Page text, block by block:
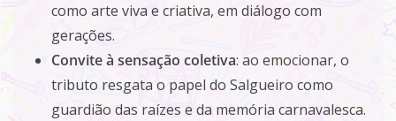
como arte viva e criativa, em diálogo com
gerações.
Convite à sensação coletiva: ao emocionar, o
tributo resgata o papel do Salgueiro como
guardião das raízes e da memória carnavalesca.